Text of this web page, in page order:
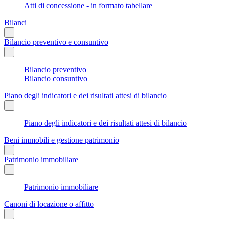
Atti di concessione - in formato tabellare
Bilanci
Bilancio preventivo e consuntivo
Bilancio preventivo
Bilancio consuntivo
Piano degli indicatori e dei risultati attesi di bilancio
Piano degli indicatori e dei risultati attesi di bilancio
Beni immobili e gestione patrimonio
Patrimonio immobiliare
Patrimonio immobiliare
Canoni di locazione o affitto